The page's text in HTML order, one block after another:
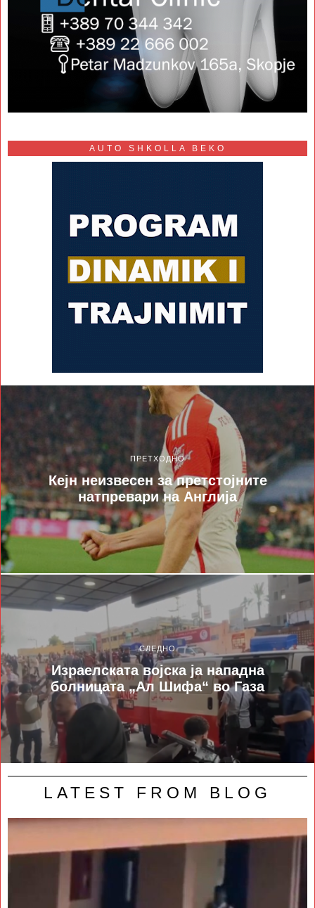
AUTO SHKOLLA BEKO
ПРЕТХОДНО
Кејн неизвесен за претстојните
натпревари на Англија
СЛЕДНО
Израелската војска ја нападна
болницата „Ал Шифа“ во Газа
LATEST FROM BLOG